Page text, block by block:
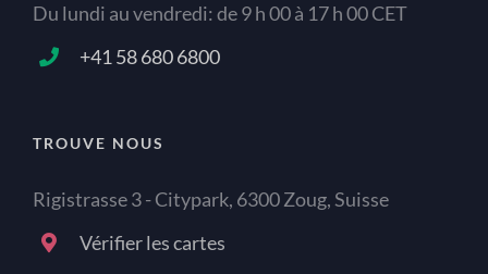
Du lundi au vendredi: de 9 h 00 à 17 h 00 CET
+41 58 680 6800
TROUVE NOUS
Rigistrasse 3 - Citypark, 6300 Zoug, Suisse
Vérifier les cartes